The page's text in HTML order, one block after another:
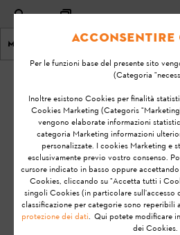
Menu Homepage
KA-01075
Quali requisiti di
sistema sono
necessari per
l’applicazione di
STIHL connected?
Acconsentire
Per le funzioni base del presente sito
(Categoria
Inoltre esistono Cookies per finalità
Cookies Marketing (Categoris
vengono elaborate informazioni
categoria Marketing informazioni
personalizzate. I cookies Marketing e
esclusivamente previo vostro consenso.
cursore indicato in basso oppure
Cookies, cliccando su "Accetta tutti i
singoli Cookies (in particolare sull'accesso
classificazione per categorie sono reperibili
protezione dei dati. Qui potete modificare
dei Cookies.